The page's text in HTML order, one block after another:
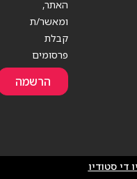
האתר,
ומאשר/ת
קבלת
פרסומים
הרשמה
יו די סטודיו